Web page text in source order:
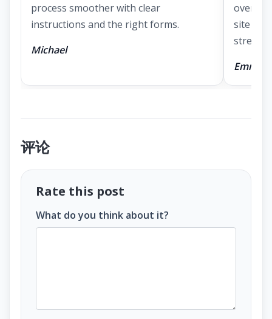
process smoother with clear
instructions and the right forms.
Michael
site
Emma
评论
Rate this post
What do you think about it?